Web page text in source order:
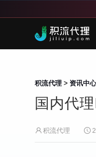
积流代理 > 资讯中心
国内代
积流代理